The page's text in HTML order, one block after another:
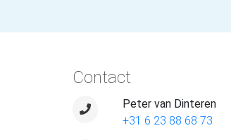
Contact
Peter van Dinteren
+31 6 23 88 68 73